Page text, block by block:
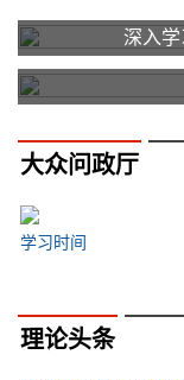
深入
大众问政厅
学习时间
理论头条